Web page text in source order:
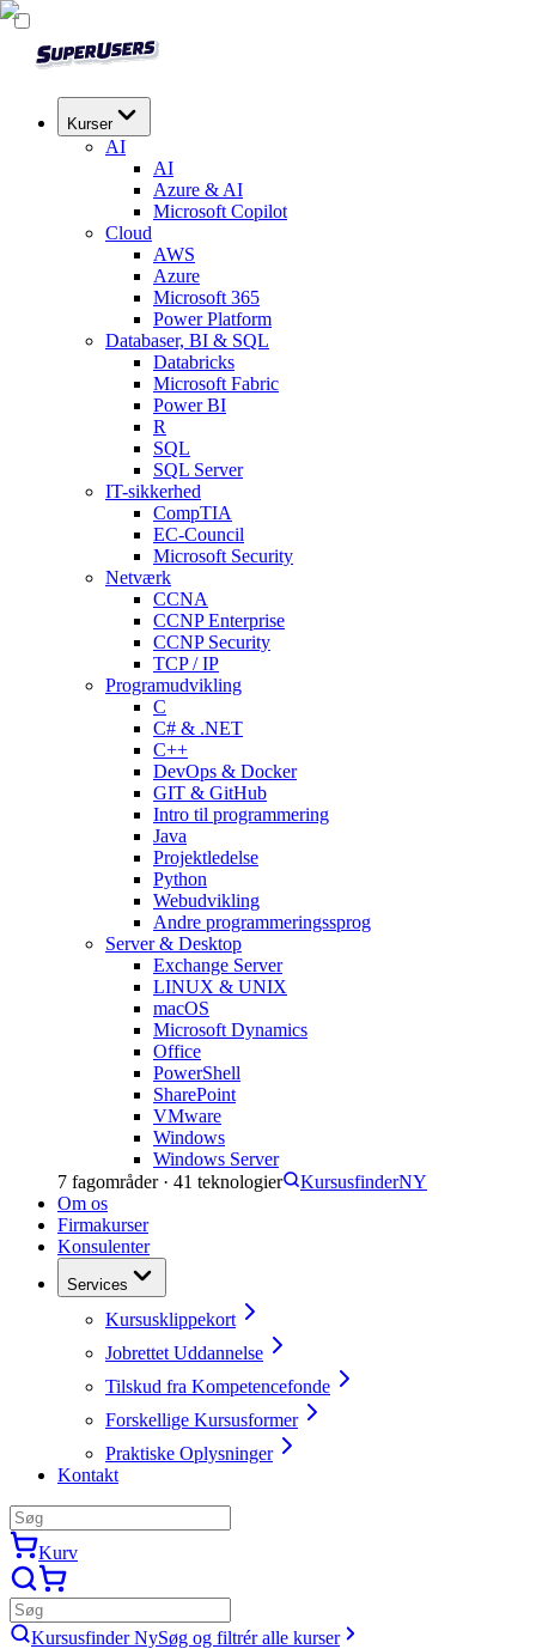
Kurser
AI
AI
Azure & AI
Microsoft Copilot
Cloud
AWS
Azure
Microsoft 365
Power Platform
Databaser, BI & SQL
Databricks
Microsoft Fabric
Power BI
R
SQL
SQL Server
IT-sikkerhed
CompTIA
EC-Council
Microsoft Security
Netværk
CCNA
CCNP Enterprise
CCNP Security
TCP / IP
Programudvikling
C
C# & .NET
C++
DevOps & Docker
GIT & GitHub
Intro til programmering
Java
Projektledelse
Python
Webudvikling
Andre programmeringssprog
Server & Desktop
Exchange Server
LINUX & UNIX
macOS
Microsoft Dynamics
Office
PowerShell
SharePoint
VMware
Windows
Windows Server
7 fagområder · 41 teknologier KursusfinderNY
Om os
Firmakurser
Konsulenter
Services
Kursusklippekort
Jobrettet Uddannelse
Tilskud fra Kompetencefonde
Forskellige Kursusformer
Praktiske Oplysninger
Kontakt
Kurv
Kursusfinder NySøg og filtrér alle kurser